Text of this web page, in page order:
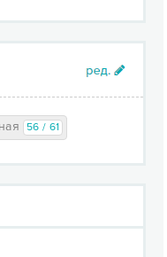
56 / 61